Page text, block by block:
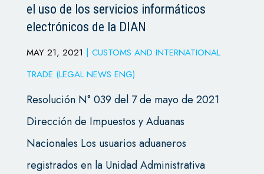
el uso de los servicios informáticos
electrónicos de la DIAN
MAY 21, 2021 | CUSTOMS AND INTERNATIONAL
TRADE (LEGAL NEWS ENG)
Resolución N° 039 del 7 de mayo de 2021
Dirección de Impuestos y Aduanas
Nacionales Los usuarios aduaneros
registrados en la Unidad Administrativa